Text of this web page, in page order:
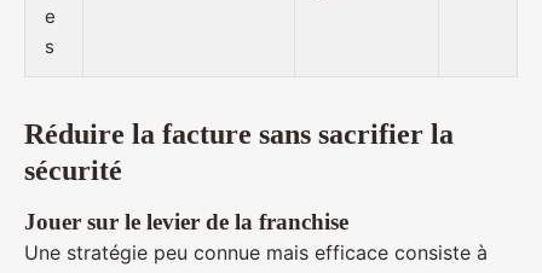
e
s
Réduire la facture sans sacrifier la
sécurité
Jouer sur le levier de la franchise
Une stratégie peu connue mais efficace consiste à